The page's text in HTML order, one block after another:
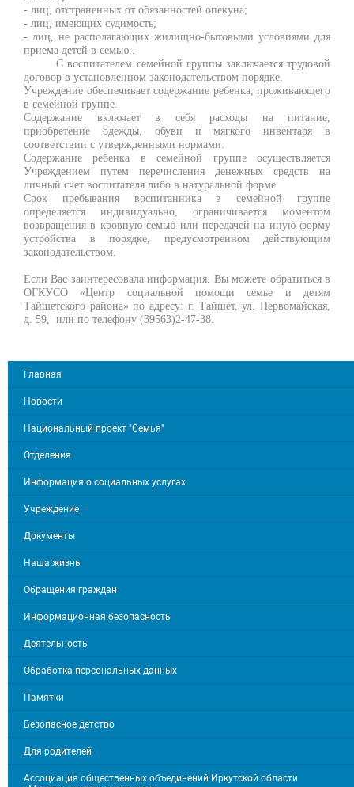
- лиц, отстраненных от обязанностей опекуна;
- лиц, имеющих судимость;
- лиц, не располагающих жилищно-бытовыми условиями для
приема детей в семью..
С воспитателем семейной группы заключается трудовой
договор в установленном законодательством порядке.
Учреждение обеспечивает содержание ребенка, проживающего
в семейной группе.
Содержание включает в себя расходы на питание,
приобретение одежды, обуви и мягкого инвентаря в
соответствии с утвержденными нормами.
Содержание ребенка в семейной группе осуществляется
Учреждением путем перечисления денежных средств на
личный счет воспитателя либо в натуральной форме.
Срок пребывания воспитанника в семейной группе
определяется индивидуально, ограничивается моментом
возвращения в кровную семью или передачей на иную форму
устройства в порядке, предусмотренном действующим
законодательством.
Если Вас заинтересовала информация. Вы можете обратиться в
ОГКУСО «Центр социальной помощи семье и детям
Тайшетского района» по адресу: г. Тайшет, ул. Первомайская,
д. 59, или по телефону (39563)2-47-38.
Главная
Новости
Национальный проект "Семья"
Отделения
Информация о социальных услугах
Учреждение
Документы
Наша жизнь
Обращения граждан
Информационная безопасность
Деятельность
Обработка персональных данных
Памятки
Безопасное детство
Для родителей
Ассоциация общественных объединений Иркутской области